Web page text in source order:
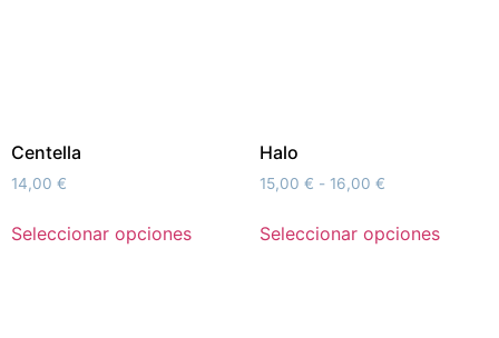
Centella
14,00 €
Seleccionar opciones
Halo
15,00 € - 16,00 €
Seleccionar opciones